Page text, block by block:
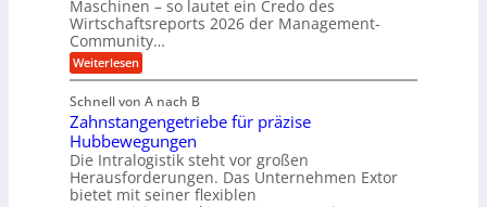
d
r
a
u
k
i
m
V
g
l
e
b
i
g
e
K
u
s
t
e
i
g
e
r
t
U
m
Maschinen – so lautet ein Credo des
Wirtschaftsreports 2026 der Management-
Community…
Weiterlesen:
M
n
s
c
h
e
n
a
Schnell von A nach B
Zahnstangengetriebe für präzise
Hubbewegungen
Die Intralogistik steht vor großen
Herausforderungen. Das Unternehmen Extor
bietet mit seiner flexiblen